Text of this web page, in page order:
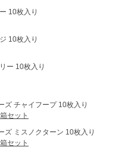
10枚入り
10枚入り
ー 10枚入り
ズ チャイフープ 10枚入り
セット
ズ ミスノクターン 10枚入り
セット